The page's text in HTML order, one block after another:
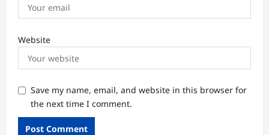
Website
Save my name, email, and website in this browser for
the next time I comment.